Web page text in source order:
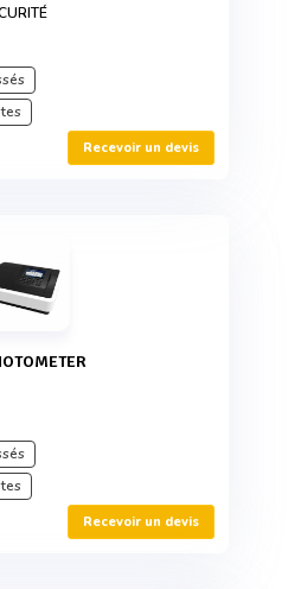
Recevoir un devis
Recevoir un devis